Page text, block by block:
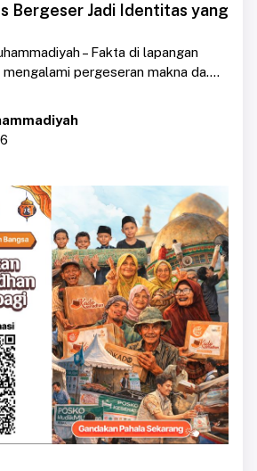
Bergeser Jadi Identitas yang
– Fakta di lapangan
pergeseran makna da....